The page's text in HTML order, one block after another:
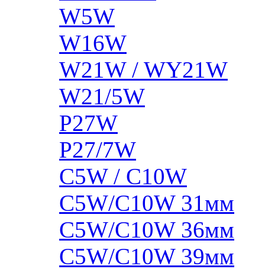
W5W
W16W
W21W / WY21W
W21/5W
P27W
P27/7W
C5W / C10W
C5W/C10W 31мм
C5W/C10W 36мм
C5W/C10W 39мм